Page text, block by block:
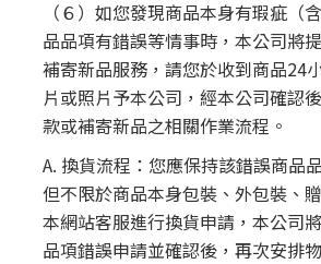
（６）如您發現商品本身有瑕疵（
品品項有錯誤等情事時，本公司將
補寄新品服務，請您於收到商品24
片或照片予本公司，經本公司確認
款或補寄新品之相關作業流程。
A. 換貨流程：您應保持該錯誤商品
但不限於商品本身包裝、外包裝、
本網站客服進行換貨申請，本公司
品項錯誤申請並確認後，再次安排